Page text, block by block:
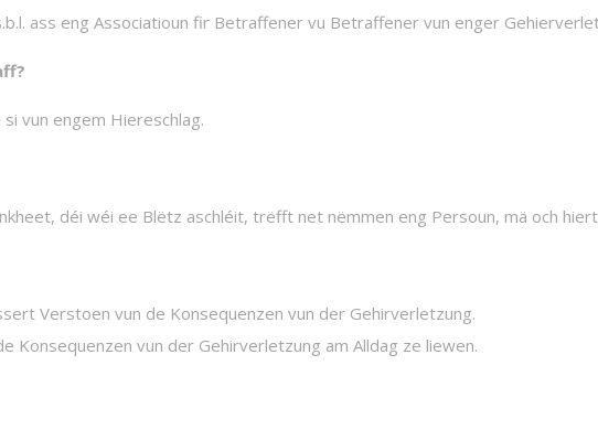
ass eng Associatioun fir Betraffener vu Betraffener vun enger
vun engem Hiereschlag.
déi wéi ee Blëtz aschléit, trëfft net nëmmen eng Persoun, mä och hiert
Verstoen vun de Konsequenzen vun der Gehirverletzung.
Konsequenzen vun der Gehirverletzung am Alldag ze liewen.